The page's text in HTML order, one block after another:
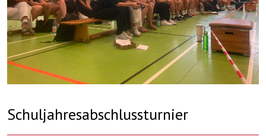
Schuljahresabschlussturnier